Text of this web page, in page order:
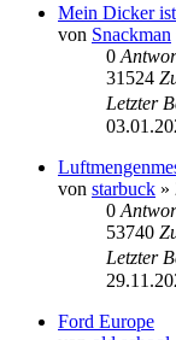
Mein Dicker
von Snackman
0
31524
Letzter
von starbuck »
0
53740
Letzter
Ford Europe